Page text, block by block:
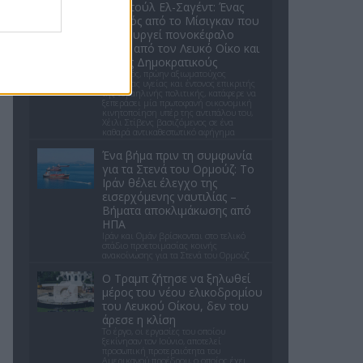
Αμπντούλ Ελ-Σαγέντ: Ένας
γιατρός από το Μίσιγκαν που
δημιουργεί πονοκέφαλο
εκτός από τον Λευκό Οίκο και
στους Δημοκρατικούς
Ο γιατρός, πρώην αξιωματούχος
δημόσιας υγείας και έντονος επικριτής
της ισραηλινής πολιτικής, κατάφερε να
ξεπεράσει μία πρωτοφανή οικονομική
κινητοποίηση υπέρ της αντιπάλου του,
Χέιλι Στίβενς βασιζόμενος σε ένα
καθαρά αντικαθεστωτικό αφήγημα
Ένα βήμα πριν τη συμφωνία
για τα Στενά του Ορμούζ: Το
Ιράν θέλει έλεγχο της
εισερχόμενης ναυτιλίας –
Βήματα αποκλιμάκωσης από
ΗΠΑ
Ιράν και Ομάν βρίσκονται στο τελικό
στάδιο προετοιμασίας κοινής
ανακοίνωσης για τα Στενά του Ορμούζ
Ο Τραμπ ζήτησε να ξηλωθεί
μέρος του νέου ελικοδρομίου
του Λευκού Οίκου, δεν του
άρεσε η κλίση
Το έργο, οι εργασίες του οποίου
ξεκίνησαν τον Ιούνιο, αποτελεί
προσωπική προτεραιότητα του
Αμερικανού προέδρου, ο οποίος έχει